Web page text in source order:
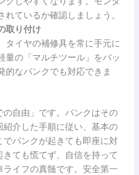
れているか確認しましょう。
取り付け
タイヤの補修具を常に手元に
量の「マルチツール」をバッ
的なパンクでも対応できま
自由」です。パンクはその
介した手順に従い、基本の
パンクが起きても即座に対
ても慌てず、自信を持って
イフの真髄です。安全第一